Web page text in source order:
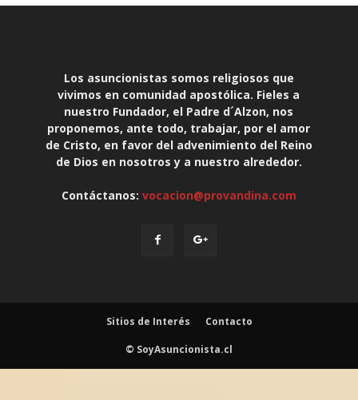
Los asuncionistas somos religiosos que
vivimos en comunidad apostólica. Fieles a
nuestro Fundador, el Padre d´Alzon, nos
proponemos, ante todo, trabajar, por el amor
de Cristo, en favor del advenimiento del Reino
de Dios en nosotros y a nuestro alrededor.
Contáctanos: vocacion@provandina.com
Sitios de Interés Contacto
© SoyAsuncionista.cl